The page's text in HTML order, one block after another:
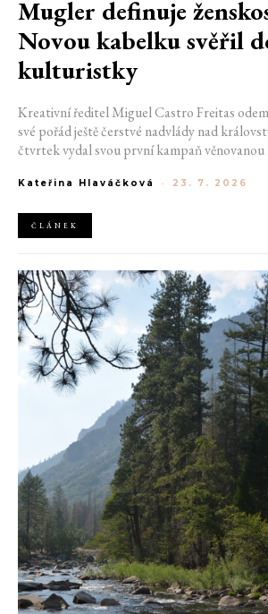
Mugler definuje
Novou kabelku svěřil
kulturistky
Kreativní ředitel Miguel Castro Freitas
své pořád ještě čerstvé nadvlády nad
čtvrtek vydal svou první kampaň
do módního domu dorazil. Umně mísí výrazy
Kateřina Hlaváčková - 23. 7. 2026
ČLÁNEK